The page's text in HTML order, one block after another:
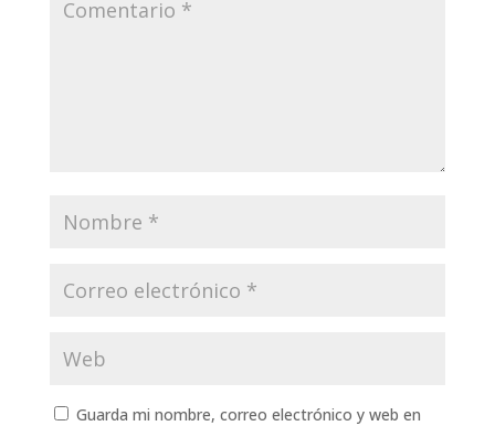
Guarda mi nombre, correo electrónico y web en